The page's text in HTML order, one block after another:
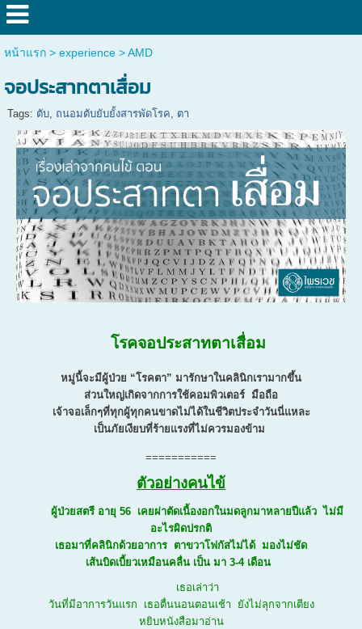
หน้าแรก> experience>AMD
จอประสาทตาเสื่อม
Tags: ตับ, ถนอมตับยับยั้งสารพัดโรค, ตา
โรคจอประสาทตาเสื่อม
หมู่นี้จะมีผู้ป่วย “โรคตา” มารักษาในคลินิกเรามากขึ้น
ส่วนใหญ่เกิดจากการใช้คอมพิวเตอร์ มือถือ
เจ้าจอเล็กๆที่ทุกผู้ทุกคนขาดไม่ได้ในชีวิตประจำวันนี่แหละ
เป็นภัยเงียบที่ร้ายแรงที่ไม่ควรมองข้าม
===========
ตัวอย่างคนไข้
ผู้ป่วยสตรี อายุ 56 เคยผ่าตัดเนื้องอกในมดลูกมาหลายปีแล้ว ไม่มี
อะไรผิดปรกติ
เธอมาที่คลินิกด้วยอาการ ตาขวาโฟกัสไม่ได้ มองไม่ชัด
เส้นบิดเบี้ยวเหมือนคลื่น เป็น มา 3-4 เดือน
เธอเล่าว่า
วันที่มีอาการวันแรก เธอตื่นนอนตอนเช้า ยังไม่ลุกจากเตียง
หยิบหนังสือมาอ่าน